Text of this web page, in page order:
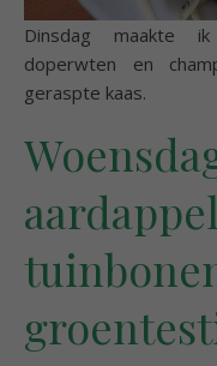
Dinsdag maakte
doperwten en
geraspte kaas.